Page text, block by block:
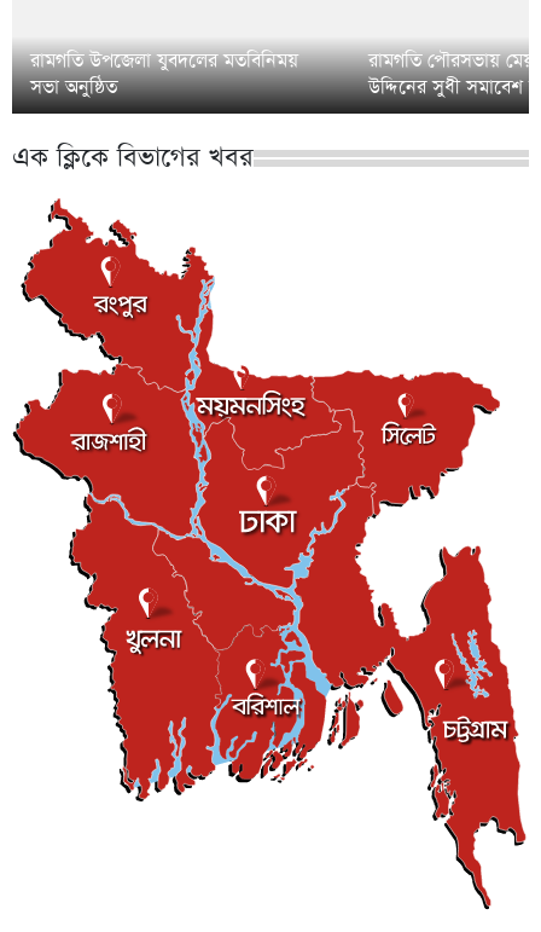
রামগতি উপজেলা যুবদলের মতবিনিময়
সভা অনুষ্ঠিত
রামগতি পৌরসভায় মেয়র
উদ্দিনের সুধী সমাবেশ
এক ক্লিকে বিভাগের খবর